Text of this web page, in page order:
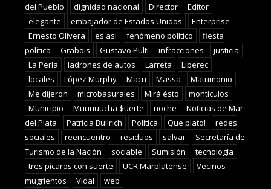
del Pueblo
dignidad nacional Director
Editor
elegante
embajador de Estados Unidos
Enterprise
Ernesto Olivera
es asi fenómeno político
fiesta
política
Grabois Gustavo Pulti infracciones
justicia
La Perla
ladrones de autos Larreta
Liberec
locales
López Murphy Macri Massa
Matrimonio
Me dijeron
microbasurales Mirá ésto
montículos
Municipio
Muuuuucha $uerte noche
Noticias de Mar
del Plata
Patricia Bullrich Política Que plato!
redes
sociales
reencuentro residuos salvar
Secretaría de
Turismo de la Nación
sociable Sumisión
tecnología
tres pícaros con suerte
UCR Marplatense
Vecinos
mugrientos
Vidal web